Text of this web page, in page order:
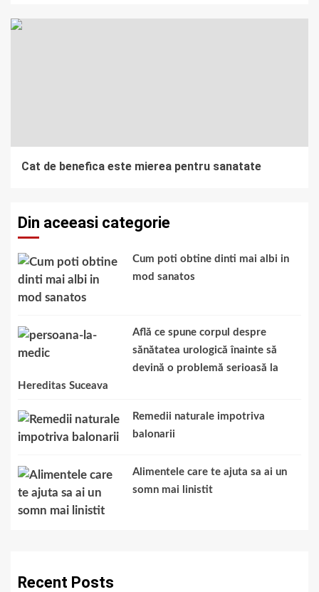
Cat de benefica este mierea pentru sanatate
Din aceeasi categorie
Cum poti obtine dinti mai albi in
mod sanatos
Află ce spune corpul despre
sănătatea urologică înainte să
devină o problemă serioasă la
Hereditas Suceava
Remedii naturale impotriva
balonarii
Alimentele care te ajuta sa ai un
somn mai linistit
Recent Posts